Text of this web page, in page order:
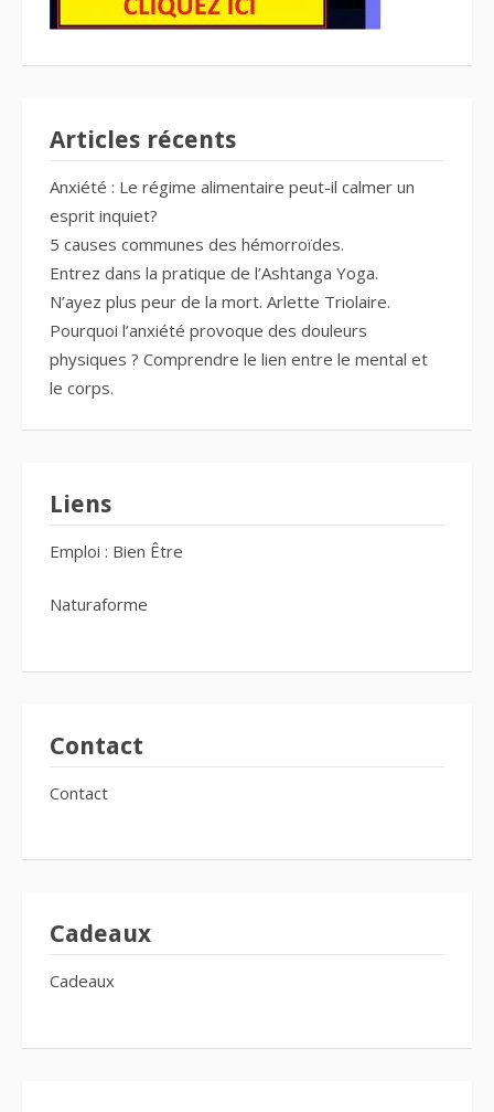
Articles récents
Anxiété : Le régime alimentaire peut-il calmer un
esprit inquiet?
5 causes communes des hémorroïdes.
Entrez dans la pratique de l’Ashtanga Yoga.
N’ayez plus peur de la mort. Arlette Triolaire.
Pourquoi l’anxiété provoque des douleurs
physiques ? Comprendre le lien entre le mental et
le corps.
Liens
Emploi : Bien Être
Naturaforme
Contact
Contact
Cadeaux
Cadeaux